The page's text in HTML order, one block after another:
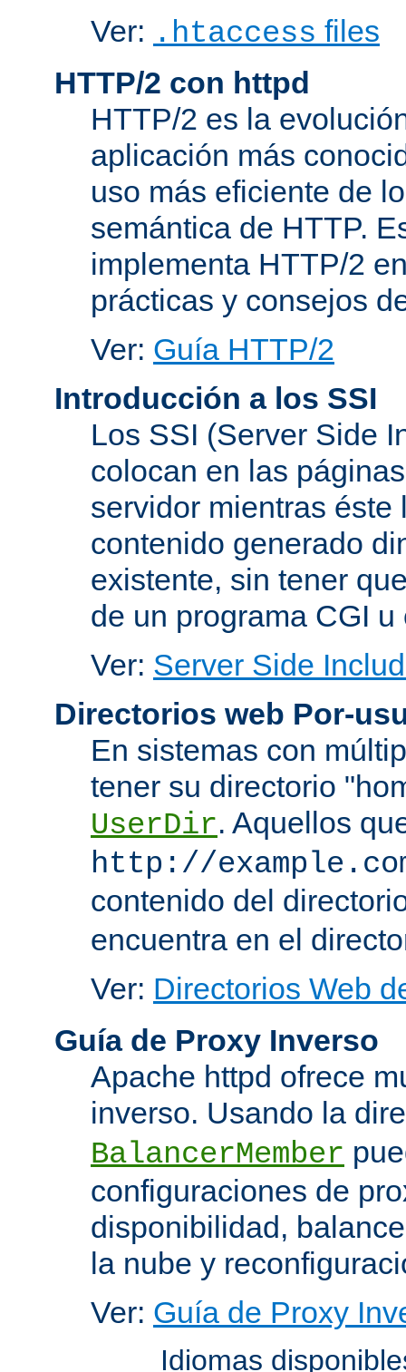
Ver: .htaccess files
HTTP/2 con httpd
HTTP/2 es la
aplicación más
uso más eficiente de
semántica de HTTP.
implementa HTTP/2
prácticas y consejos
Ver: Guía HTTP/2
Introducción a los SSI
Los SSI (Server Side
colocan en las
servidor mientras
contenido generado
existente, sin tener
de un programa CGI
Ver: Server Side
Directorios web Por-
En sistemas con
tener su directorio
UserDir. Aquellos
http://
contenido del
encuentra en el
Ver: Directorios Web
Guía de Proxy Inverso
Apache httpd ofrece
inverso. Usando la
BalancerMember
configuraciones de
disponibilidad,
la nube y
Ver: Guía de Proxy
Idiomas